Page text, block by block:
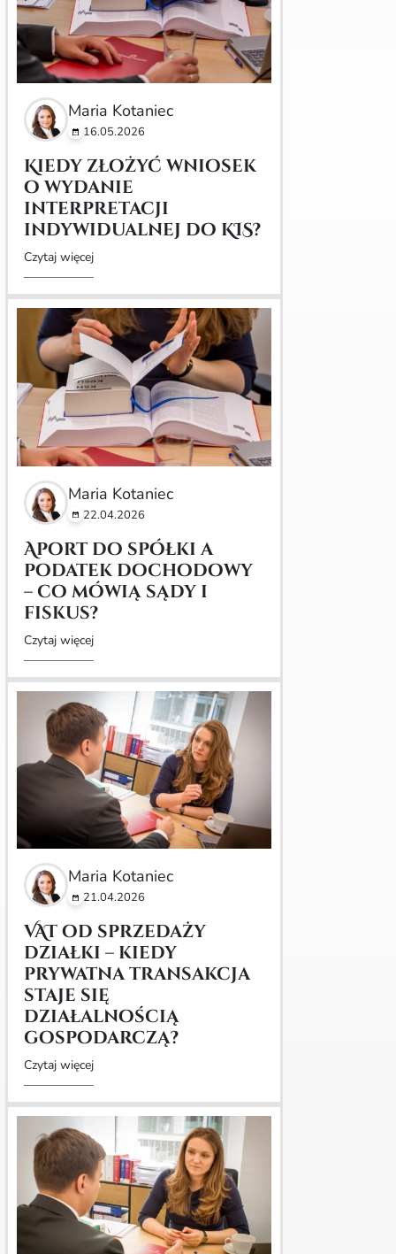
Maria Kotaniec
16.05.2026
Kiedy złożyć wniosek
o wydanie
interpretacji
indywidualnej do KIS?
Czytaj więcej
Maria Kotaniec
22.04.2026
Aport do spółki a
podatek dochodowy
– co mówią sądy i
fiskus?
Czytaj więcej
Maria Kotaniec
21.04.2026
VAT od sprzedaży
działki – kiedy
prywatna transakcja
staje się
działalnością
gospodarczą?
Czytaj więcej